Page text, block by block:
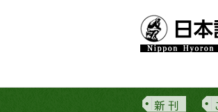
新 刊